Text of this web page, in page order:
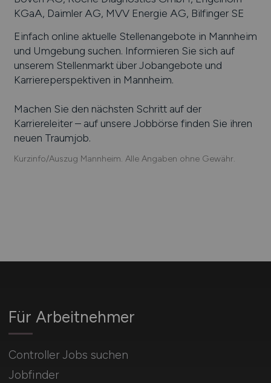
KGaA, Daimler AG, MVV Energie AG, Bilfinger SE
Einfach online aktuelle Stellenangebote in Mannheim
und Umgebung suchen. Informieren Sie sich auf
unserem Stellenmarkt über Jobangebote und
Karriereperspektiven in Mannheim.
Machen Sie den nächsten Schritt auf der
Karriereleiter – auf unsere Jobbörse finden Sie ihren
neuen Traumjob.
Kurzinfo/Auszug Mannheim. Alle Angaben ohne Gewähr.
Für Arbeitnehmer
Controller Jobs suchen
Jobfinder